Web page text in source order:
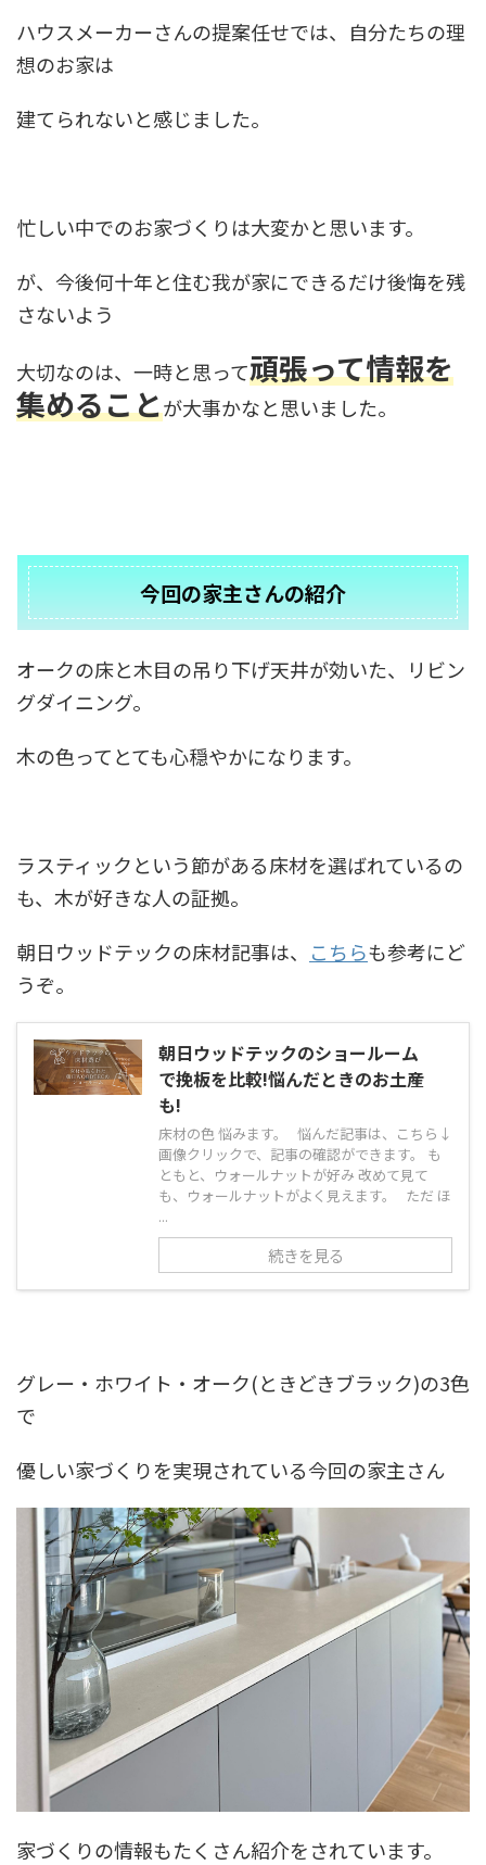
ハウスメーカーさんの提案任せでは、自分たちの理
想のお家は
建てられないと感じました。
忙しい中でのお家づくりは大変かと思います。
が、今後何十年と住む我が家にできるだけ後悔を残
さないよう
大切なのは、一時と思って頑張って情報を
集めることが大事かなと思いました。
今回の家主さんの紹介
オークの床と木目の吊り下げ天井が効いた、リビン
グダイニング。
木の色ってとても心穏やかになります。
ラスティックという節がある床材を選ばれているの
も、木が好きな人の証拠。
朝日ウッドテックの床材記事は、
こちらも参考にど
うぞ。
朝日ウッドテックのショールーム
で挽板を比較!悩んだときのお土産
も!
床材の色 悩みます。 悩んだ記事は、こちら↓
画像クリックで、記事の確認ができます。 も
ともと、ウォールナットが好み 改めて見て
も、ウォールナットがよく見えます。 ただ ほ
...
続きを見る
グレー・ホワイト・オーク(ときどきブラック)の3色
で
優しい家づくりを実現されている今回の家主さん
家づくりの情報もたくさん紹介をされています。